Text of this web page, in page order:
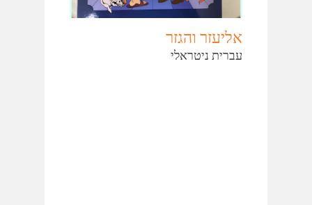
אליעזר והגזר
עברית ניטראלי